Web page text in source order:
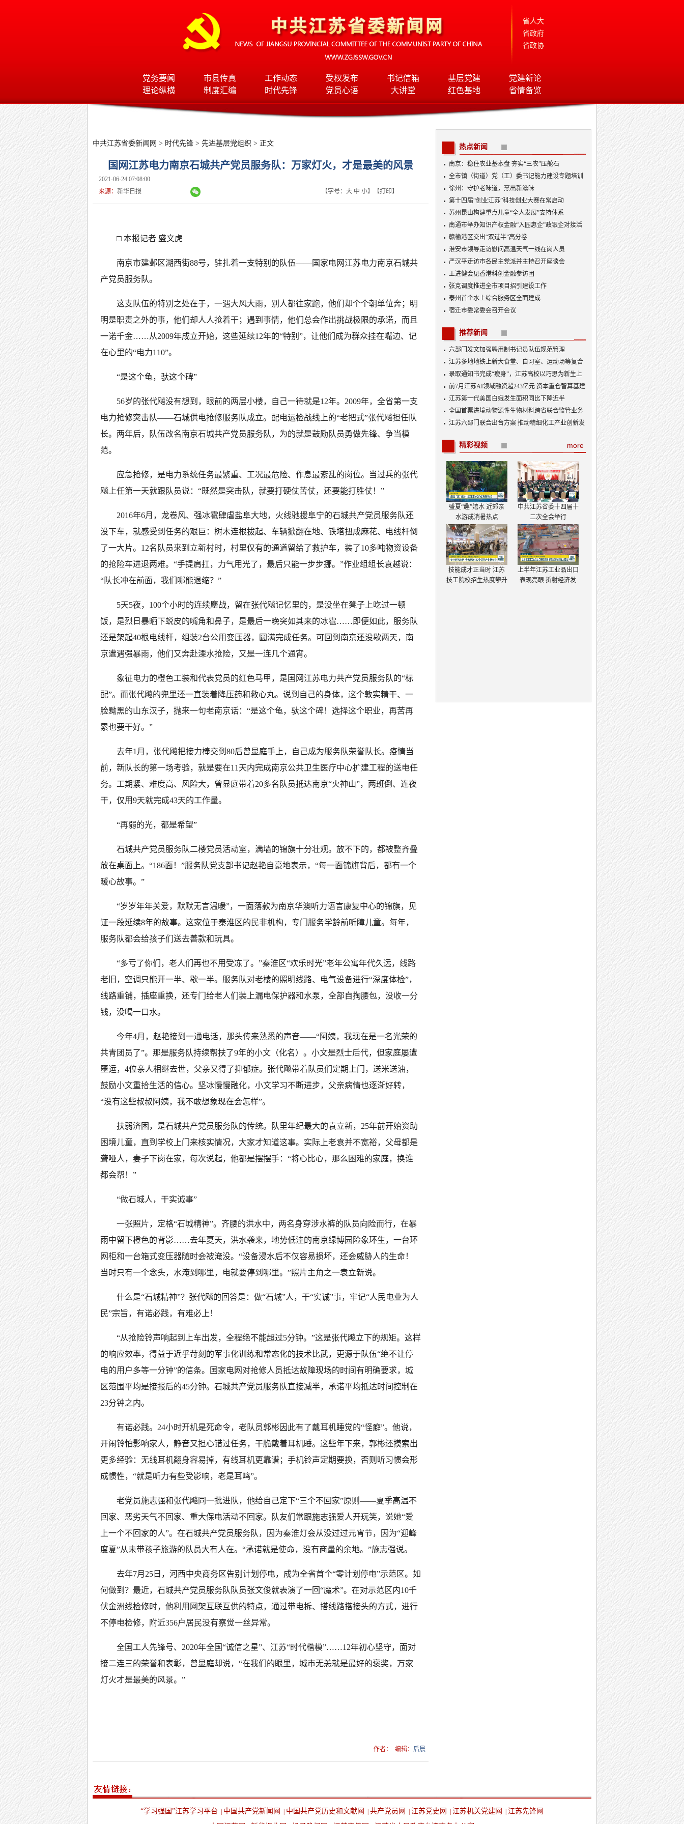
省人大
省政府
省政协
党务要闻 市县传真 工作动态 受权发布 书记信箱 基层党建
党建新论
理论纵横
制度汇编 时代先锋 党员心语 大讲堂 红色基地 省情备览
中共江苏省委新闻网 > 时代先锋 > 先进基层党组织 > 正文
国网江苏电力南京石城共产党员服务队：万家灯火，才是最美的风景
2021-06-24 07:08:00
来源： 新华日报 【字号： 大 中 小】【打印】
□ 本报记者 盛文虎
南京市建邺区湖西街88号，驻扎着一支特别的队伍——国家电网江苏电力南京石城共
产党员服务队。
这支队伍的特别之处在于，一遇大风大雨，别人都往家跑，他们却个个朝单位奔；明
明是职责之外的事，他们却人人抢着干；遇到事情，他们总会作出挑战极限的承诺，而且
一诺千金……从2009年成立开始，这些延续12年的“特别”，让他们成为群众挂在嘴边、记
在心里的“电力110”。
“是这个龟，驮这个碑”
56岁的张代飚没有想到，眼前的两层小楼，自己一待就是12年。2009年，全省第一支
电力抢修突击队——石城供电抢修服务队成立。配电运检战线上的“老把式”张代飚担任队
长。两年后，队伍改名南京石城共产党员服务队，为的就是鼓励队员勇做先锋、争当模
范。
应急抢修，是电力系统任务最繁重、工况最危险、作息最紊乱的岗位。当过兵的张代
飚上任第一天就跟队员说：“既然是突击队，就要打硬仗苦仗，还要能打胜仗！”
2016年6月，龙卷风、强冰雹肆虐盐阜大地，火线驰援阜宁的石城共产党员服务队还
没下车，就感受到任务的艰巨：树木连根拔起、车辆掀翻在地、铁塔扭成麻花、电线杆倒
了一大片。12名队员来到立新村时，村里仅有的通道留给了救护车，装了10多吨物资设备
的抢险车进退两难。“手提肩扛，力气用光了，最后只能一步步挪。”作业组组长袁越说：
“队长冲在前面，我们哪能退缩？”
5天5夜，100个小时的连续鏖战，留在张代飚记忆里的，是没坐在凳子上吃过一顿
饭，是烈日暴晒下蜕皮的嘴角和鼻子，是最后一晚突如其来的冰雹……即便如此，服务队
还是架起40根电线杆，组装2台公用变压器，圆满完成任务。可回到南京还没歇两天，南
京遭遇强暴雨，他们又奔赴溧水抢险，又是一连几个通宵。
象征电力的橙色工装和代表党员的红色马甲，是国网江苏电力共产党员服务队的“标
配”。而张代飚的兜里还一直装着降压药和救心丸。说到自己的身体，这个敦实精干、一
脸黝黑的山东汉子，抛来一句老南京话：“是这个龟，驮这个碑！选择这个职业，再苦再
累也要干好。”
去年1月，张代飚把接力棒交到80后曾显庭手上，自己成为服务队荣誉队长。疫情当
前，新队长的第一场考验，就是要在11天内完成南京公共卫生医疗中心扩建工程的送电任
务。工期紧、难度高、风险大，曾显庭带着20多名队员抵达南京“火神山”，两班倒、连夜
干，仅用9天就完成43天的工作量。
“再弱的光，都是希望”
石城共产党员服务队二楼党员活动室，满墙的锦旗十分壮观。放不下的，都被整齐叠
放在桌面上。“186面！”服务队党支部书记赵艳自豪地表示，“每一面锦旗背后，都有一个
暖心故事。”
“岁岁年年关爱，默默无言温暖”，一面落款为南京华澳听力语言康复中心的锦旗，见
证一段延续8年的故事。这家位于秦淮区的民非机构，专门服务学龄前听障儿童。每年，
服务队都会给孩子们送去善款和玩具。
“多亏了你们，老人们再也不用受冻了。”秦淮区“欢乐时光”老年公寓年代久远，线路
老旧，空调只能开一半、歇一半。服务队对老楼的照明线路、电气设备进行“深度体检”，
线路重铺，插座重换，还专门给老人们装上漏电保护器和水泵，全部自掏腰包，没收一分
钱，没喝一口水。
今年4月，赵艳接到一通电话，那头传来熟悉的声音——“阿姨，我现在是一名光荣的
共青团员了”。那是服务队持续帮扶了9年的小文（化名）。小文是烈士后代，但家庭屡遭
噩运，4位亲人相继去世，父亲又得了抑郁症。张代飚带着队员们定期上门，送米送油，
鼓励小文重拾生活的信心。坚冰慢慢融化，小文学习不断进步，父亲病情也逐渐好转，
“没有这些叔叔阿姨，我不敢想象现在会怎样”。
扶弱济困，是石城共产党员服务队的传统。队里年纪最大的袁立新，25年前开始资助
困境儿童，直到学校上门来核实情况，大家才知道这事。实际上老袁并不宽裕，父母都是
聋哑人，妻子下岗在家，每次说起，他都是摆摆手：“将心比心，那么困难的家庭，换谁
都会帮！”
“做石城人，干实诚事”
一张照片，定格“石城精神”。齐腰的洪水中，两名身穿涉水裤的队员向险而行，在暴
雨中留下橙色的背影……去年夏天，洪水袭来，地势低洼的南京绿博园险象环生，一台环
网柜和一台箱式变压器随时会被淹没。“设备浸水后不仅容易损坏，还会威胁人的生命！
当时只有一个念头，水淹到哪里，电就要停到哪里。”照片主角之一袁立新说。
什么是“石城精神”？张代飚的回答是：做“石城”人，干“实诚”事，牢记“人民电业为人
民”宗旨，有诺必践，有难必上！
“从抢险铃声响起到上车出发，全程绝不能超过5分钟。”这是张代飚立下的规矩。这样
的响应效率，得益于近乎苛刻的军事化训练和常态化的技术比武，更源于队伍“绝不让停
电的用户多等一分钟”的信条。国家电网对抢修人员抵达故障现场的时间有明确要求，城
区范围平均是接报后的45分钟。石城共产党员服务队直接减半，承诺平均抵达时间控制在
23分钟之内。
有诺必践。24小时开机是死命令，老队员郭彬因此有了戴耳机睡觉的“怪癖”。他说，
开闹铃怕影响家人，静音又担心错过任务，干脆戴着耳机睡。这些年下来，郭彬还摸索出
更多经验：无线耳机翻身容易掉，有线耳机更靠谱；手机铃声定期要换，否则听习惯会形
成惯性，“就是听力有些受影响，老是耳鸣”。
老党员施志强和张代飚同一批进队，他给自己定下“三个不回家”原则——夏季高温不
回家、恶劣天气不回家、重大保电活动不回家。队友们常跟施志强爱人开玩笑，说她“爱
上一个不回家的人”。在石城共产党员服务队，因为秦淮灯会从没过过元宵节，因为“迎峰
度夏”从未带孩子旅游的队员大有人在。“承诺就是使命，没有商量的余地。”施志强说。
去年7月25日，河西中央商务区告别计划停电，成为全省首个“零计划停电”示范区。如
何做到？最近，石城共产党员服务队队员张文俊就表演了一回“魔术”。在对示范区内10千
伏金洲线检修时，他利用网架互联互供的特点，通过带电拆、搭线路搭接头的方式，进行
不停电检修，附近356户居民没有察觉一丝异常。
全国工人先锋号、2020年全国“诚信之星”、江苏“时代楷模”……12年初心坚守，面对
接二连三的荣誉和表彰，曾显庭却说，“在我们的眼里，城市无恙就是最好的褒奖，万家
灯火才是最美的风景。”
作者： 编辑： 后晨
热点新闻
南京：稳住农业基本盘 夯实“三农”压舱石
全市镇（街道）党（工）委书记能力建设专题培训
班开班
徐州：守护老味道，烹出新滋味
第十四届“创业江苏”科技创业大赛在常启动
苏州昆山构建重点儿童“全人发展”支持体系
南通市举办知识产权金融“入园惠企”政银企对接活
动
赣榆港区交出“双过半”高分卷
淮安市领导走访慰问高温天气一线在岗人员
严汉平走访市各民主党派并主持召开座谈会
王进健会见香港科创金融参访团
张克调度推进全市项目招引建设工作
泰州首个水上综合服务区全面建成
宿迁市委常委会召开会议
推荐新闻
六部门发文加强聘用制书记员队伍规范管理
江苏多地地铁上新大食堂、自习室、运动场等复合
功能——从“客流通道”到“生活场景”
录取通知书完成“瘦身”，江苏高校以巧思为新生上
好入学第一课
前7月江苏AI领域融资超243亿元 资本重仓智算基建
AI产业底盘夯实
江苏第一代美国白蛾发生面积同比下降近半
全国首票进境动物源性生物材料跨省联合监管业务
落地
江苏六部门联合出台方案 推动精细化工产业创新发
more
精彩视频
盛夏“趣”嬉水 近郊亲
水游成消暑热点
中共江苏省委十四届十
二次全会举行
技能成才正当时 江苏
技工院校招生热度攀升
上半年江苏工业品出口
表现亮眼 折射经济发
“学习强国”江苏学习平台 中国共产党新闻网 中国共产党历史和文献网 共产党员网 江苏党史网 江苏机关党建网
江苏先锋网